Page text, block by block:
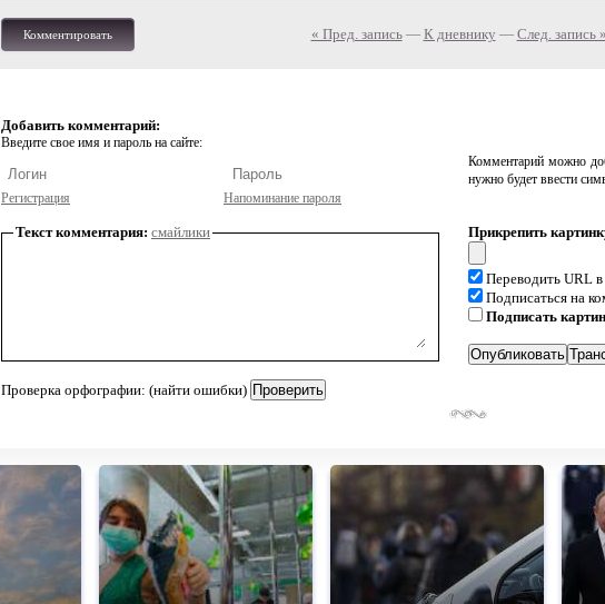
Комментировать « Пред. запись— К дневнику — След. запись »
Добавить комментарий:
Введите свое имя и пароль на сайте:
Регистрация Напоминание пароля
Комментарий можно
нужно будет ввести
Текст комментария: смайлики
Проверка орфографии: (найти ошибки)
Прикрепить
Переводить URL
Подписаться на
Подписать